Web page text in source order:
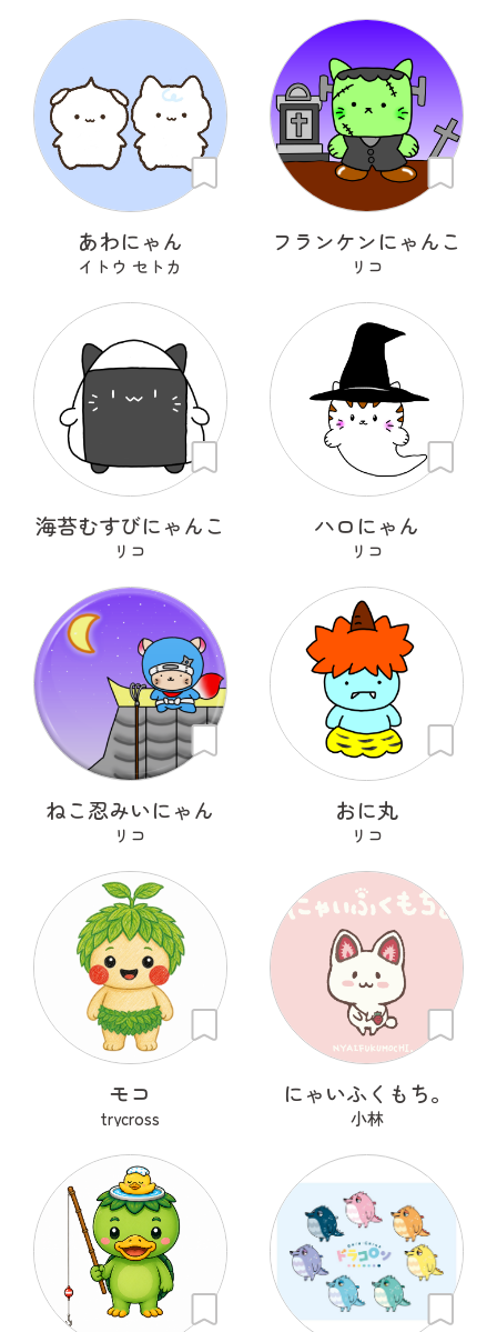
あわにゃん
イトウ セトカ
フランケンにゃんこ
リコ
海苔むすびにゃんこ
リコ
ハロにゃん
リコ
ねこ忍みいにゃん
リコ
おに丸
リコ
モコ
trycross
にゃいふくもち。
小林